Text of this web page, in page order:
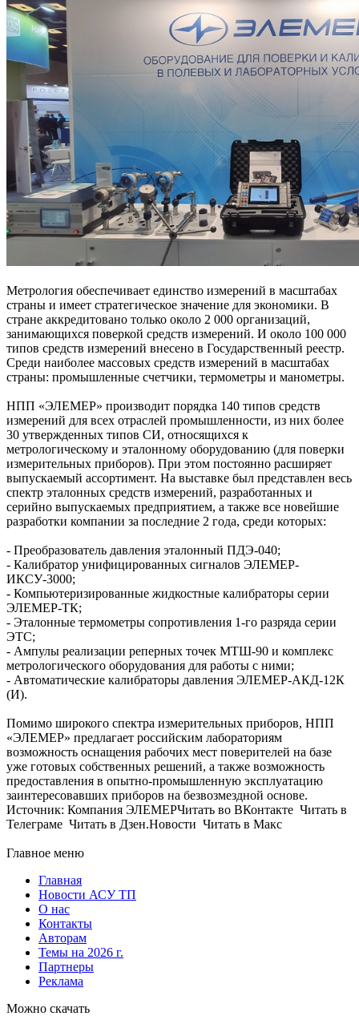
Метрология обеспечивает единство измерений в масштабах
страны и имеет стратегическое значение для экономики. В
стране аккредитовано только около 2 000 организаций,
занимающихся поверкой средств измерений. И около 100 000
типов средств измерений внесено в Государственный реестр.
Среди наиболее массовых средств измерений в масштабах
страны: промышленные счетчики, термометры и манометры.
НПП «ЭЛЕМЕР» производит порядка 140 типов средств
измерений для всех отраслей промышленности, из них более
30 утвержденных типов СИ, относящихся к
метрологическому и эталонному оборудованию (для поверки
измерительных приборов). При этом постоянно расширяет
выпускаемый ассортимент. На выставке был представлен весь
спектр эталонных средств измерений, разработанных и
серийно выпускаемых предприятием, а также все новейшие
разработки компании за последние 2 года, среди которых:
- Преобразователь давления эталонный ПДЭ-040;
- Калибратор унифицированных сигналов ЭЛЕМЕР-
ИКСУ-3000;
- Компьютеризированные жидкостные калибраторы серии
ЭЛЕМЕР-ТК;
- Эталонные термометры сопротивления 1-го разряда серии
ЭТС;
- Ампулы реализации реперных точек МТШ-90 и комплекс
метрологического оборудования для работы с ними;
- Автоматические калибраторы давления ЭЛЕМЕР-АКД-12К
(И).
Помимо широкого спектра измерительных приборов, НПП
«ЭЛЕМЕР» предлагает российским лабораториям
возможность оснащения рабочих мест поверителей на базе
уже готовых собственных решений, а также возможность
предоставления в опытно-промышленную эксплуатацию
заинтересовавших приборов на безвозмездной основе.
Источник: Компания ЭЛЕМЕРЧитать во ВКонтакте Читать в
Телеграме Читать в Дзен.Новости Читать в Макс
Главное меню
Главная
Новости АСУ ТП
О нас
Контакты
Авторам
Темы на 2026 г.
Партнеры
Реклама
Можно скачать